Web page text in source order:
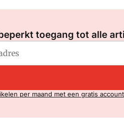
toegang tot alle
per maand met een gratis account